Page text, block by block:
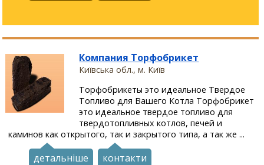
Компания Торфобрикет
Київська обл., м. Київ
Торфобрикеты это идеальное Твердое
Топливо для Вашего Котла Торфобрикет
это идеальное твердое топливо для
твердотопливных котлов, печей и
каминов как открытого, так и закрытого типа, а так же ...
детальніше контакти